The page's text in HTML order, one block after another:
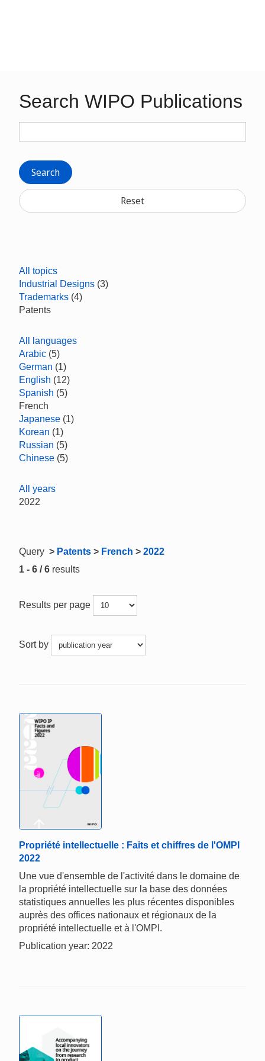
Search WIPO Publications
Search
Reset
All topics
Industrial Designs (3)
Trademarks (4)
Patents
All languages
Arabic (5)
German (1)
English (12)
Spanish (5)
French
Japanese (1)
Korean (1)
Russian (5)
Chinese (5)
All years
2022
Query > Patents > French > 2022
1 - 6 / 6 results
Results per page
Sort by
Propriété intellectuelle : Faits et chiffres de l'OMPI
2022
Une vue d'ensemble de l'activité dans le domaine de
la propriété intellectuelle sur la base des données
statistiques annuelles les plus récentes disponibles
auprès des offices nationaux et régionaux de la
propriété intellectuelle et à l'OMPI.
Publication year: 2022